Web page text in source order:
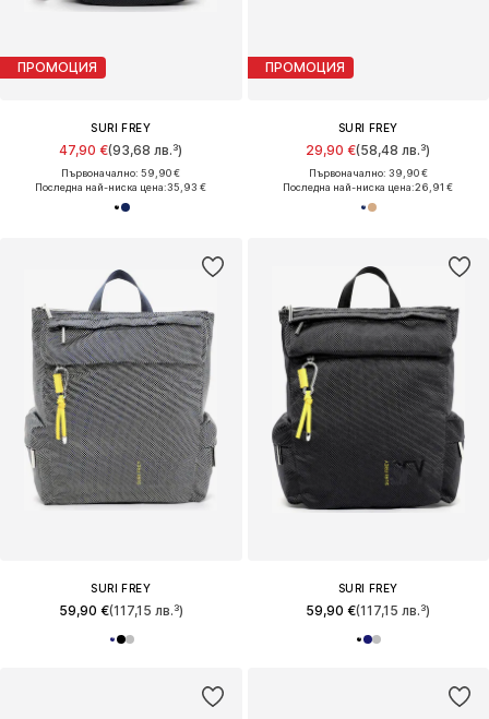
ПРОМОЦИЯ
SURI FREY
47,90 €(93,68 лв.³)
Първоначално: 59,90 €
Последна най-ниска цена:35,93 €
ПРОМОЦИЯ
SURI FREY
29,90 €(58,48 лв.³)
Първоначално: 39,90 €
Последна най-ниска цена:26,91 €
SURI FREY
59,90 €(117,15 лв.³)
SURI FREY
59,90 €(117,15 лв.³)